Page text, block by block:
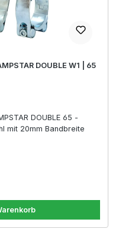
DOUBLE W1 | 65
DOUBLE 65 -
mit 20mm Bandbreite